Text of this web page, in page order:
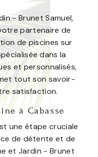
- Brunet Samuel,
partenaire de
de piscines sur
dans la
et personnalisés,
tout son savoir-
satisfaction.
à Cabasse
une étape cruciale
de détente et de
et Jardin - Brunet